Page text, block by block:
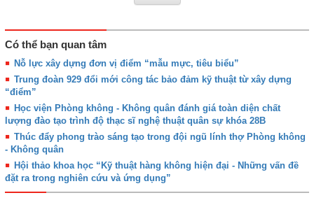
Có thể bạn quan tâm
Nỗ lực xây dựng đơn vị điểm “mẫu mực, tiêu biểu”
Trung đoàn 929 đổi mới công tác bảo đảm kỹ thuật từ xây dựng
“điểm”
Học viện Phòng không - Không quân đánh giá toàn diện chất
lượng đào tạo trình độ thạc sĩ nghệ thuật quân sự khóa 28B
Thúc đẩy phong trào sáng tạo trong đội ngũ lính thợ Phòng không
- Không quân
Hội thảo khoa học “Kỹ thuật hàng không hiện đại - Những vấn đề
đặt ra trong nghiên cứu và ứng dụng”